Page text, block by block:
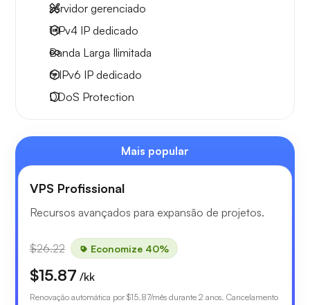
servidor gerenciado
1 IPv4 IP dedicado
Banda Larga Ilimitada
6 IPv6 IP dedicado
DDoS Protection
Mais popular
VPS Profissional
Recursos avançados para expansão de projetos.
$26.22 Economize 40%
$15.87 /kk
Renovação automática por $15.87/mês durante 2 anos. Cancelamento